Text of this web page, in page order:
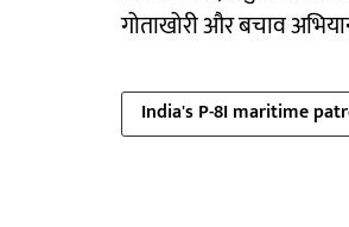
गोताखोरी और बचाव
India's P-8I maritime